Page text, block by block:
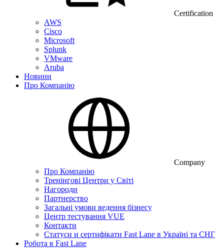
Certification
AWS
Cisco
Microsoft
Splunk
VMware
Aruba
Новини
Про Компанію
Company
Про Компанію
Тренінгові Центри у Світі
Нагороди
Партнерство
Загальні умови ведення бізнесу
Центр тестування VUE
Контакти
Статуси и сертифікати Fast Lane в Україні та СНГ
Робота в Fast Lane